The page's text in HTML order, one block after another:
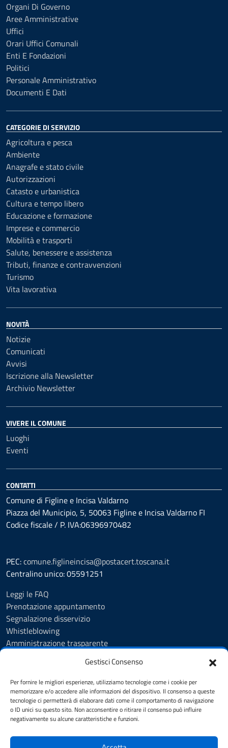
Gestisci Consenso
Per fornire le migliori esperienze, utilizziamo tecnologie come i cookie per
memorizzare e/o accedere alle informazioni del dispositivo. Il consenso a queste
tecnologie ci permetterà di elaborare dati come il comportamento di navigazione
o ID unici su questo sito. Non acconsentire o ritirare il consenso può influire
negativamente su alcune caratteristiche e funzioni.
Organi Di Governo
Aree Amministrative
Uffici
Orari Uffici Comunali
Enti E Fondazioni
Politici
Personale Amministrativo
Documenti E Dati
CATEGORIE DI SERVIZIO
Agricoltura e pesca
Ambiente
Anagrafe e stato civile
Autorizzazioni
Catasto e urbanistica
Cultura e tempo libero
Educazione e formazione
Imprese e commercio
Mobilità e trasporti
Salute, benessere e assistenza
Tributi, finanze e contravvenzioni
Turismo
Vita lavorativa
NOVITÀ
Notizie
Comunicati
Avvisi
Iscrizione alla Newsletter
Archivio Newsletter
VIVERE IL COMUNE
Luoghi
Eventi
CONTATTI
Comune di Figline e Incisa Valdarno
Piazza del Municipio, 5, 50063 Figline e Incisa Valdarno FI
Codice fiscale / P. IVA:06396970482
PEC:comune.figlineincisa@postacert.toscana.it
Centralino unico: 05591251
Leggi le FAQ
Prenotazione appuntamento
Segnalazione disservizio
Whistleblowing
Amministrazione trasparente
Albo Pretorio
Cookie Policy
Informativa privacy
Dichiarazione di accessibilità